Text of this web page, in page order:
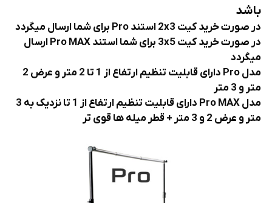
باشد
در صورت خرید کیت 2x3 استند Pro برای شما ارسال میگردد
در صورت خرید کیت 3x5 برای شما استند Pro MAX ارسال
میگردد
مدل Pro دارای قابلیت تنظیم ارتفاع از 1 تا 2 متر و عرض 2
متر و 3 متر
مدل Pro MAX دارای قابلیت تنظیم ارتفاع از 1 تا نزدیک به 3
متر و عرض 2 و 3 متر + قطر میله ها قوی تر